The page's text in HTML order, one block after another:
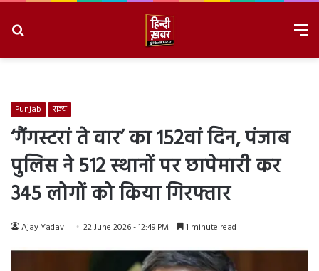
Punjab राज्य
‘गैंगस्टरां ते वार’ का 152वां दिन, पंजाब
पुलिस ने 512 स्थानों पर छापेमारी कर
345 लोगों को किया गिरफ्तार
Ajay Yadav 22 June 2026 - 12:49 PM 1 minute read